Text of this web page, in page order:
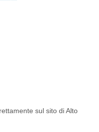
sul sito di Alto